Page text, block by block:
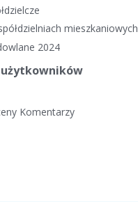
mieszkaniowych
2024
Komentarzy